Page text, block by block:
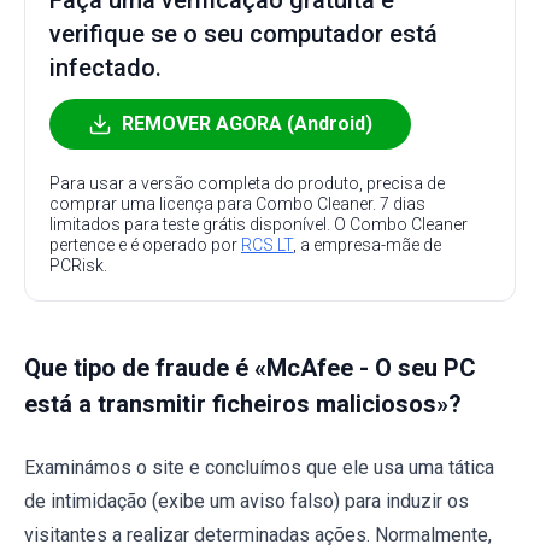
verifique se o seu computador está
infectado.
REMOVER AGORA (Android)
Para usar a versão completa do produto, precisa de
comprar uma licença para Combo Cleaner. 7 dias
limitados para teste grátis disponível. O Combo Cleaner
pertence e é operado por RCS LT, a empresa-mãe de
PCRisk.
Que tipo de fraude é «McAfee - O seu PC
está a transmitir ficheiros maliciosos»?
Examinámos o site e concluímos que ele usa uma tática
de intimidação (exibe um aviso falso) para induzir os
visitantes a realizar determinadas ações. Normalmente,